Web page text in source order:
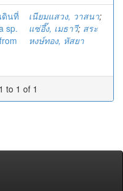
ดินที่
sp.
เนียมแสวง, วาสนา;
แซ่อึ๊ง, เมธาวี; สระ
หงษ์ทอง, หัสยา
to 1 of 1